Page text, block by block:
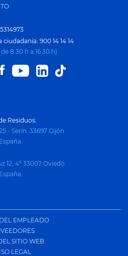
900 14 14 14
8:30 h a 16:30 h)
Residuos:
- Serín. 33697 Gijón.
12, 4º 33007 Oviedo.
EMPLEADO
SITIO WEB
LEGAL